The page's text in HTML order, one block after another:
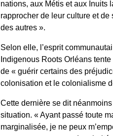
nations, aux Métis et aux Inuits
rapprocher de leur culture et de
des autres ».
Selon elle, l’esprit
Indigenous Roots Orléans
de « guérir certains des
colonisation et le colonialisme
Cette dernière se dit
situation. « Ayant passé toute
marginalisée, je ne peux